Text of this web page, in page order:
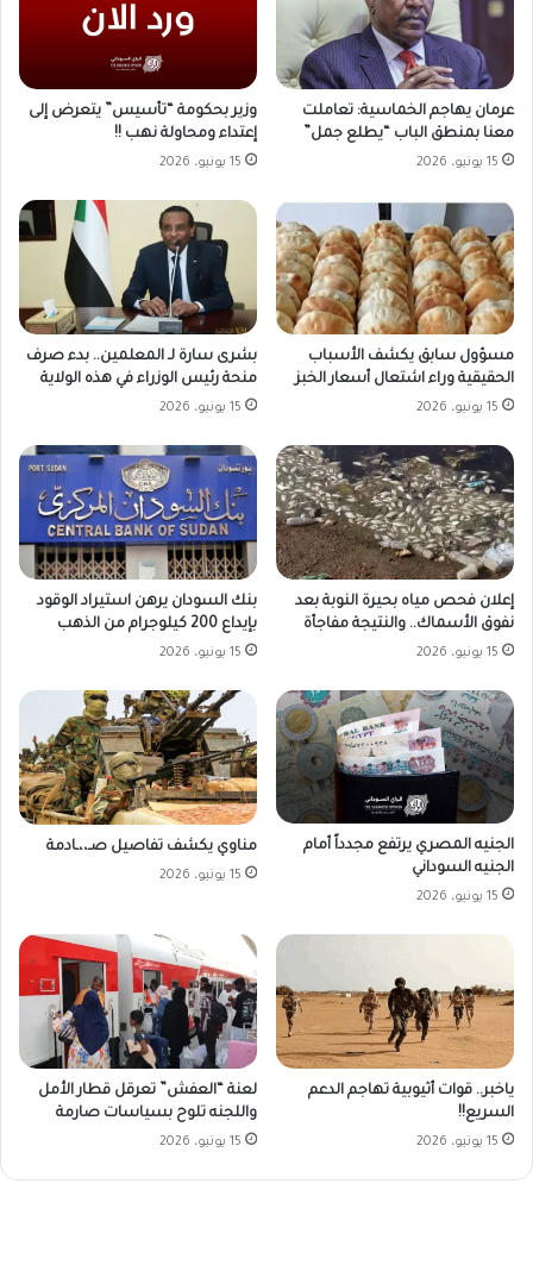
عرمان يهاجم الخماسية: تعاملت
معنا بمنطق الباب “يطلع جمل”
15 يونيو، 2026
وزير بحكومة “تأسيس” يتعرض إلى
إعتداء ومحاولة نهب !!
15 يونيو، 2026
مسؤول سابق يكشف الأسباب
الحقيقية وراء اشتعال أسعار الخبز
15 يونيو، 2026
بشرى سارة لـ المعلمين.. بدء صرف
منحة رئيس الوزراء في هذه الولاية
15 يونيو، 2026
إعلان فحص مياه بحيرة النوبة بعد
نفوق الأسماك.. والنتيجة مفاجأة
15 يونيو، 2026
بنك السودان يرهن استيراد الوقود
بإيداع 200 كيلوجرام من الذهب
15 يونيو، 2026
الجنيه المصري يرتفع مجدداً أمام
الجنيه السوداني
15 يونيو، 2026
مناوي يكشف تفاصيل صـ،،ـادمة
15 يونيو، 2026
ياخبر.. قوات أثيوبية تهاجم الدعم
السريع!!
15 يونيو، 2026
لعنة “العفش” تعرقل قطار الأمل
واللجنه تلوح بسياسات صارمة
15 يونيو، 2026